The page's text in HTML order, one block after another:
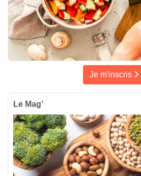
Je m'inscris
Le Mag’